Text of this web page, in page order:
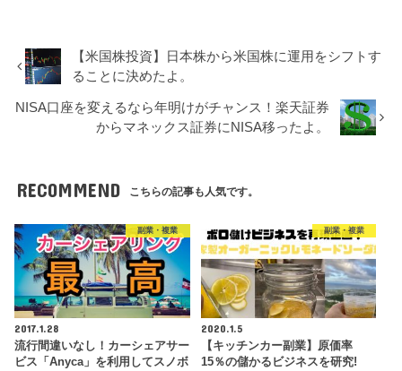
【米国株投資】日本株から米国株に運用をシフトす
ることに決めたよ。
NISA口座を変えるなら年明けがチャンス！楽天証券
からマネックス証券にNISA移ったよ。
RECOMMEND こちらの記事も人気です。
副業・複業
2017.1.28
流行間違いなし！カーシェアサー
ビス「Anyca」を利用してスノボ
副業・複業
2020.1.5
【キッチンカー副業】原価率
15％の儲かるビジネスを研究!